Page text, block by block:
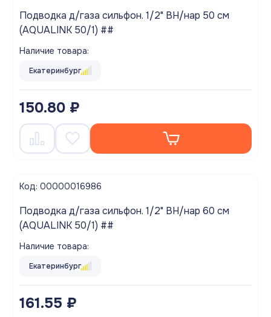
Подводка д/газа сильфон. 1/2" ВН/нар 50 см
(AQUALINK 50/1) ##
Наличие товара:
Екатеринбург
150.80 ₽
Код: 00000016986
Подводка д/газа сильфон. 1/2" ВН/нар 60 см
(AQUALINK 50/1) ##
Наличие товара:
Екатеринбург
161.55 ₽